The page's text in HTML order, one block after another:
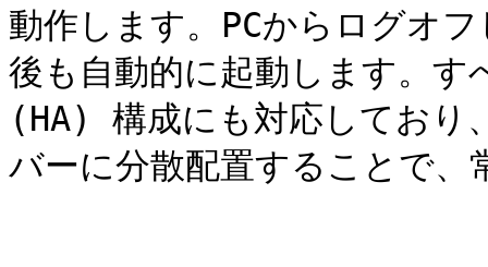
動作します。PCからログオ
後も自動的に起動します。
(HA) 構成にも対応しており
バーに分散配置することで、